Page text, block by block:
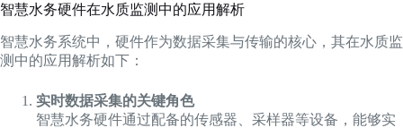
智慧水务硬件在水质监测中的应用解析
智慧水务系统中，硬件作为数据采集与传输的核心，其在水质监
测中的应用解析如下：
实时数据采集的关键角色
智慧水务硬件通过配备的传感器、采样器等设备，能够实